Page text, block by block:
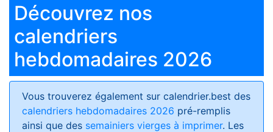
Découvrez nos
calendriers
hebdomadaires 2026
Vous trouverez également sur calendrier.best des
calendriers hebdomadaires 2026 pré-remplis
ainsi que des semainiers vierges à imprimer. Les